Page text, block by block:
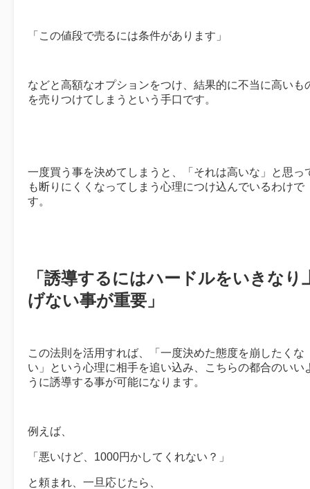
「この値段で売るには条件があります」
などと高額なオプションをつけ、結果的に不当に高いも
を売りつけてしまうという手口です。
一度買う事を決めてしまうと、「それは高いな」と思っ
も断りにくくなってしまう心理につけ込んでいるわけで
す。
「誘導するにはハードルをいきなり
げない事が重要」
この法則を活用すれば、「一度決めた態度を崩したくな
い」という心理に相手を追い込み、こちらの都合のいい
うに誘導する事が可能になります。
例えば、
「悪いけど、1000円かしてくれない？」
と頼まれ、一旦応じたら、